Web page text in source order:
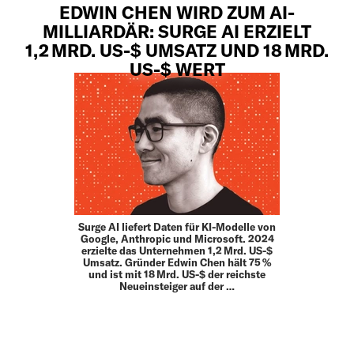
EDWIN CHEN WIRD ZUM AI-
MILLIARDÄR: SURGE AI ERZIELT
1,2 MRD. US-$ UMSATZ UND 18 MRD.
US-$ WERT
Surge AI liefert Daten für KI-Modelle von
Google, Anthropic und Microsoft. 2024
erzielte das Unternehmen 1,2 Mrd. US-$
Umsatz. Gründer Edwin Chen hält 75 %
und ist mit 18 Mrd. US-$ der reichste
Neueinsteiger auf der …